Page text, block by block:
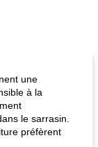
une
à la
le sarrasin.
préfèrent